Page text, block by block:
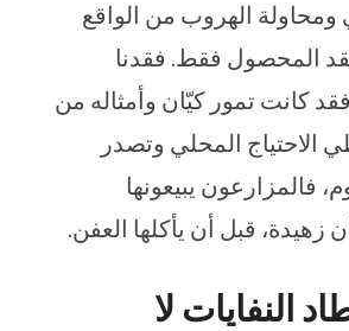
ومحاولة الهروب من الواقع
المحصول فقط. فقدنا
كانت تمور كيّان وأمثاله من
الاحتياج المحلي وتصدر
فالمزارعون يبيعونها
زهيدة، قبل أن يأكلها العفن.
النفايات لا